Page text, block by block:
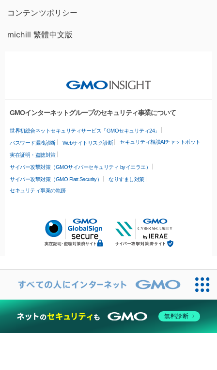
コンテンツポリシー
michill 繁體中文版
GMOインターネットグループのセキュリティ事業について
世界初総合ネットセキュリティサービス「GMOセキュリティ24」
パスワード漏洩診断 Webサイトリスク診断 セキュリティ相談AIチャットボット
実在証明・盗聴対策
サイバー攻撃対策（GMOサイバーセキュリティ byイエラエ）
サイバー攻撃対策（GMO Flatt Security）
なりすまし対策
セキュリティ事業の軌跡
無料診断